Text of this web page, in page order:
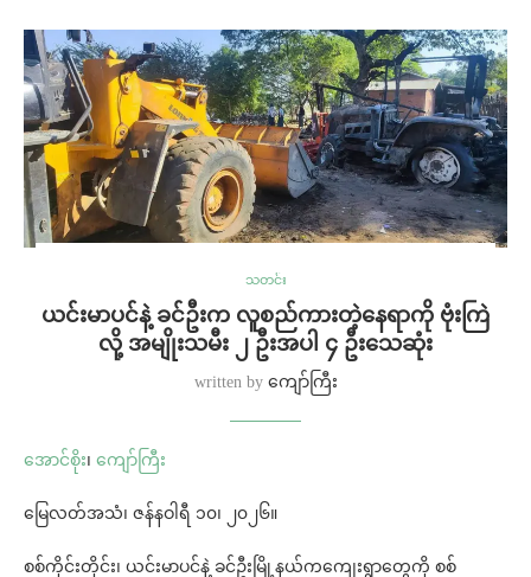
သတင်း
ယင်းမာပင်နဲ့ ခင်ဦးက လူစည်ကားတဲ့နေရာကို ဗုံးကြဲ
လို့ အမျိုးသမီး ၂ ဦးအပါ ၄ ဦးသေဆုံး
written by ကျော်ကြီး
အောင်စိုး၊ ကျော်ကြီး
မြေလတ်အသံ၊ ဇန်နဝါရီ ၁၀၊ ၂၀၂၆။
စစ်ကိုင်းတိုင်း၊ ယင်းမာပင်နဲ့ ခင်ဦးမြို့နယ်ကကျေးရွာတွေကို စစ်